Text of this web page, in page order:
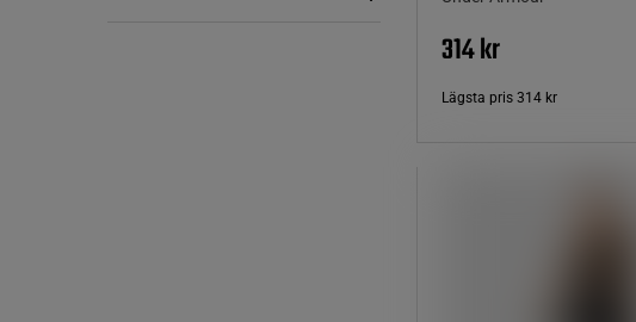
314 kr
Lägsta pris 314 kr